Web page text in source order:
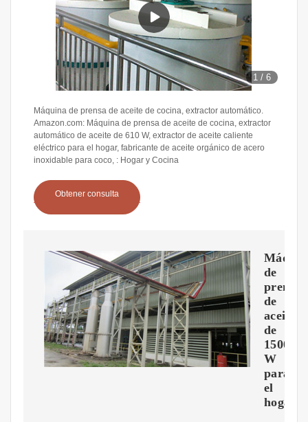
1 /6
Máquina de prensa de aceite de cocina, extractor automático.
Amazon.com: Máquina de prensa de aceite de cocina, extractor
automático de aceite de 610 W, extractor de aceite caliente
eléctrico para el hogar, fabricante de aceite orgánico de acero
inoxidable para coco, : Hogar y Cocina
Obtener consulta
de
prensa
de
aceite
de
1500
W
para
el
hogar